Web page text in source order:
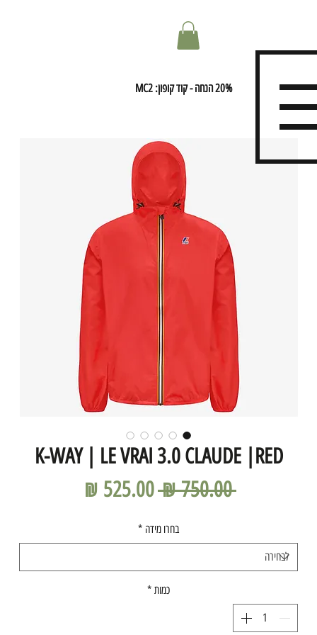
K-WAY | LE VRAI 3.0 CLAUDE |RED
‏750.00 ‏₪
מחיר
רגילבחרו מידה *
כמות *
20% הנחה - קוד קופון: MC2